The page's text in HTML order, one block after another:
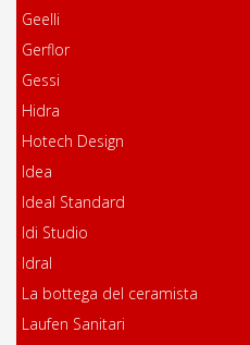
Geelli
Gerflor
Gessi
Hidra
Hotech Design
Idea
Ideal Standard
Idi Studio
Idral
La bottega del ceramista
Laufen Sanitari